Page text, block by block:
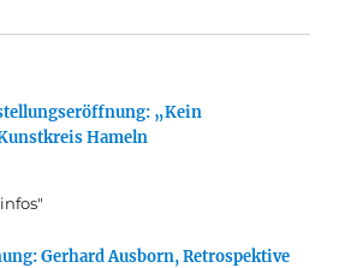
„Kein
Hameln
Gerhard Ausborn, Retrospektive